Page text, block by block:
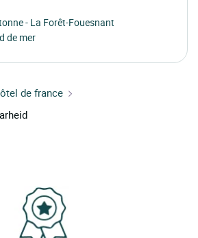
- La Forêt-Fouesnant
de mer
de france